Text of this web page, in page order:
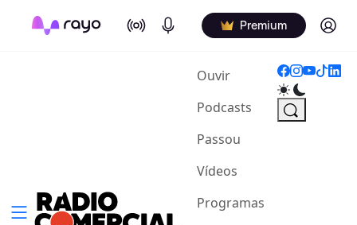
On Air Podcasts Premium Log in
Ouvir(current)
Podcasts
Passou
Vídeos
Programas